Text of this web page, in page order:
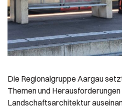
Die Regionalgruppe Aargau
Themen und Herausforderungen
Landschaftsarchitektur